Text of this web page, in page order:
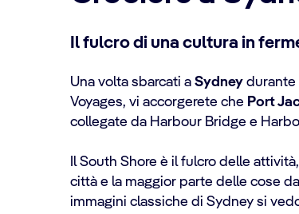
Il fulcro di una cultura in
Una volta sbarcati a Sydney durante
Voyages, vi accorgerete che Port
collegate da Harbour Bridge e
Il South Shore è il fulcro delle
città e la maggior parte delle cose
immagini classiche di Sydney si